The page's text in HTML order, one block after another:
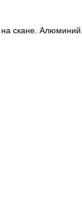
скане.